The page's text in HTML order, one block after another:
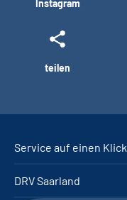
Instagram
teilen
Service auf einen Klick
DRV Saarland